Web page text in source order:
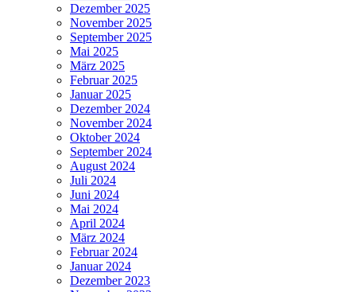
Dezember 2025
November 2025
September 2025
Mai 2025
März 2025
Februar 2025
Januar 2025
Dezember 2024
November 2024
Oktober 2024
September 2024
August 2024
Juli 2024
Juni 2024
Mai 2024
April 2024
März 2024
Februar 2024
Januar 2024
Dezember 2023